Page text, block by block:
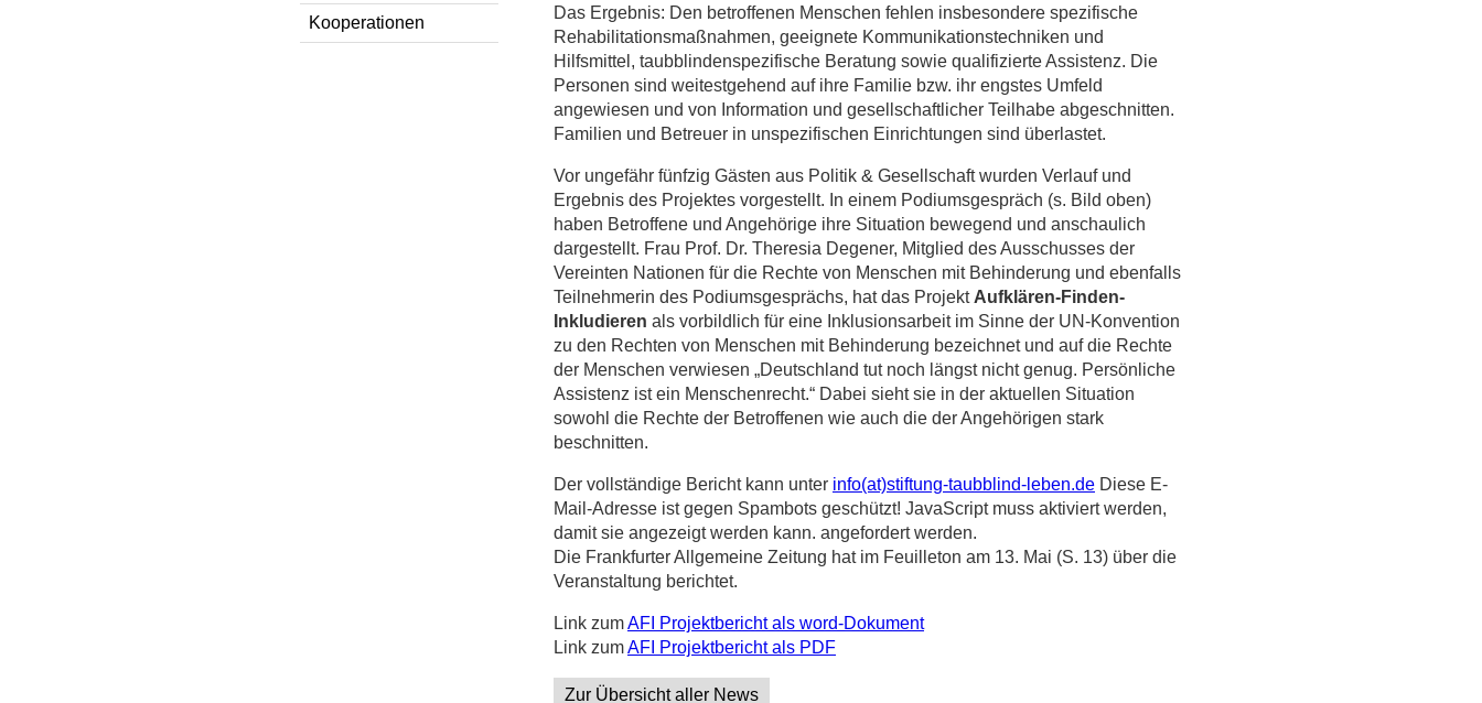
Das Ergebnis: Den betroffenen Menschen fehlen insbesondere spezifische
Rehabilitations­maß­nahmen, geeignete Kommunikationstechniken und
Hilfsmittel, taubblindenspezifische Beratung sowie qualifizierte Assistenz. Die
Personen sind weitestgehend auf ihre Familie bzw. ihr engstes Umfeld
angewiesen und von Information und gesellschaftlicher Teilhabe abgeschnitten.
Familien und Betreuer in unspezifischen Einrichtungen sind überlastet.
Vor ungefähr fünfzig Gästen aus Politik & Gesellschaft wurden Verlauf und
Ergebnis des Projektes vorgestellt. In einem Podiumsgespräch (s. Bild oben)
haben Betroffene und Angehörige ihre Situation bewegend und anschaulich
dargestellt. Frau Prof. Dr. Theresia Degener, Mitglied des Ausschusses der
Vereinten Nationen für die Rechte von Menschen mit Behinderung und ebenfalls
Teilnehmerin des Podiumsgesprächs, hat das ProjektAufklären-Finden-
Inkludieren als vorbildlich für eine Inklusionsarbeit im Sinne der UN-Konvention
zu den Rechten von Menschen mit Behinderung bezeichnet und auf die Rechte
der Menschen verwiesen „Deutschland tut noch längst nicht genug. Persönliche
Assistenz ist ein Menschenrecht.“ Dabei sieht sie in der aktuellen Situation
sowohl die Rechte der Betroffenen wie auch die der Angehörigen stark
beschnitten.
Der vollständige Bericht kann unter info(at)stiftung-taubblind-leben.de Diese E-
Mail-Adresse ist gegen Spambots geschützt! JavaScript muss aktiviert werden,
damit sie angezeigt werden kann. angefordert werden.
Die Frankfurter Allgemeine Zeitung hat im Feuilleton am 13. Mai (S. 13) über die
Veranstaltung berichtet.
Link zumAFI Projektbericht als word-Dokument
Link zumAFI Projektbericht als PDF
Zur Übersicht aller News
Kooperationen